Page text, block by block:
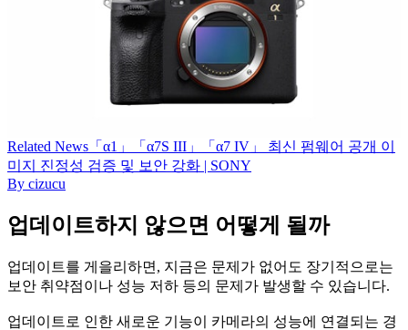
Related News 「α1」「α7S III」「α7 IV」 최신 펌웨어 공개 이
미지 진정성 검증 및 보안 강화 | SONY
By cizucu
업데이트하지 않으면 어떻게 될까
업데이트를 게을리하면, 지금은 문제가 없어도 장기적으로는
보안 취약점이나 성능 저하 등의 문제가 발생할 수 있습니다.
업데이트로 인한 새로운 기능이 카메라의 성능에 연결되는 경